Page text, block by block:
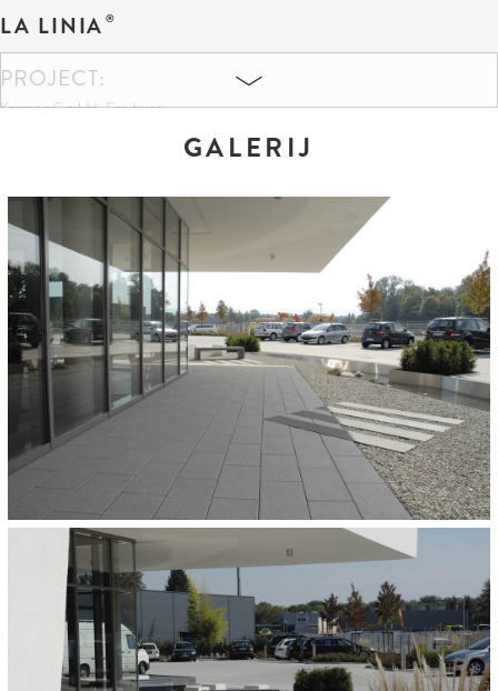
LA LINIA
PROJECT:
Kramer GmbH, Freiburg
KLEUREN EN FORMATEN:
Granithell
ARCHITECT:
Brigitte Seysen Wildfuchs Gartendesign, Emmendingen u. Oliver Bauer,
flor-design, Freiburg
HOEVEELHEID:
1.000 m²
OVERIGE TOEGEPASTE PRODUCTEN:
CORTESA
Modena
GALERIJ